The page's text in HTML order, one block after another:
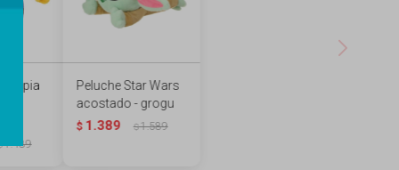
1.489
Peluche Star Wars
acostado - grogu
$ 1.389 $1.589